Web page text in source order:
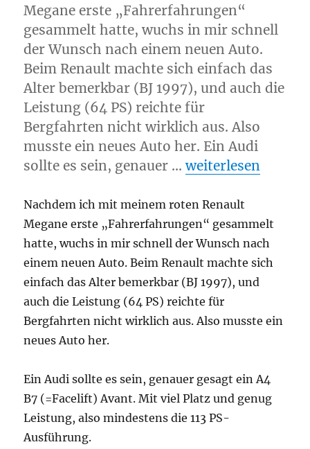
Megane erste „Fahrerfahrungen“
gesammelt hatte, wuchs in mir schnell
der Wunsch nach einem neuen Auto.
Beim Renault machte sich einfach das
Alter bemerkbar (BJ 1997), und auch die
Leistung (64 PS) reichte für
Bergfahrten nicht wirklich aus. Also
musste ein neues Auto her. Ein Audi
sollte es sein, genauer …„Mein Audi“
weiterlesen
Nachdem ich mit meinem roten Renault
Megane erste „Fahrerfahrungen“ gesammelt
hatte, wuchs in mir schnell der Wunsch nach
einem neuen Auto. Beim Renault machte sich
einfach das Alter bemerkbar (BJ 1997), und
auch die Leistung (64 PS) reichte für
Bergfahrten nicht wirklich aus. Also musste ein
neues Auto her.
Ein Audi sollte es sein, genauer gesagt ein A4
B7 (=Facelift) Avant. Mit viel Platz und genug
Leistung, also mindestens die 113 PS-
Ausführung.